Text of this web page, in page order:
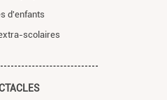
d'enfants
scolaires